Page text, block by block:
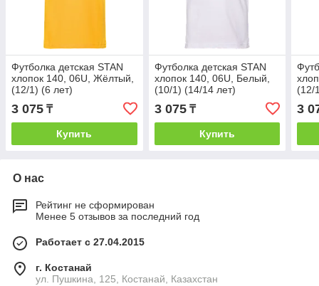
Футболка детская STAN
хлопок 140, 06U, Жёлтый,
(12/1) (6 лет)
3 075 ₸
Купить
Футболка детская STAN
хлопок 140, 06U, Белый,
(10/1) (14/14 лет)
3 075₸
Купить
(12/
3
О нас
Рейтинг не сформирован
Менее 5 отзывов за последний год
Работает с 27.04.2015
г. Костанай
ул. Пушкина, 125, Костанай, Казахстан